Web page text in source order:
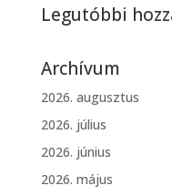
Legutóbbi
Archívum
2026. augusztus
2026. július
2026. június
2026. május